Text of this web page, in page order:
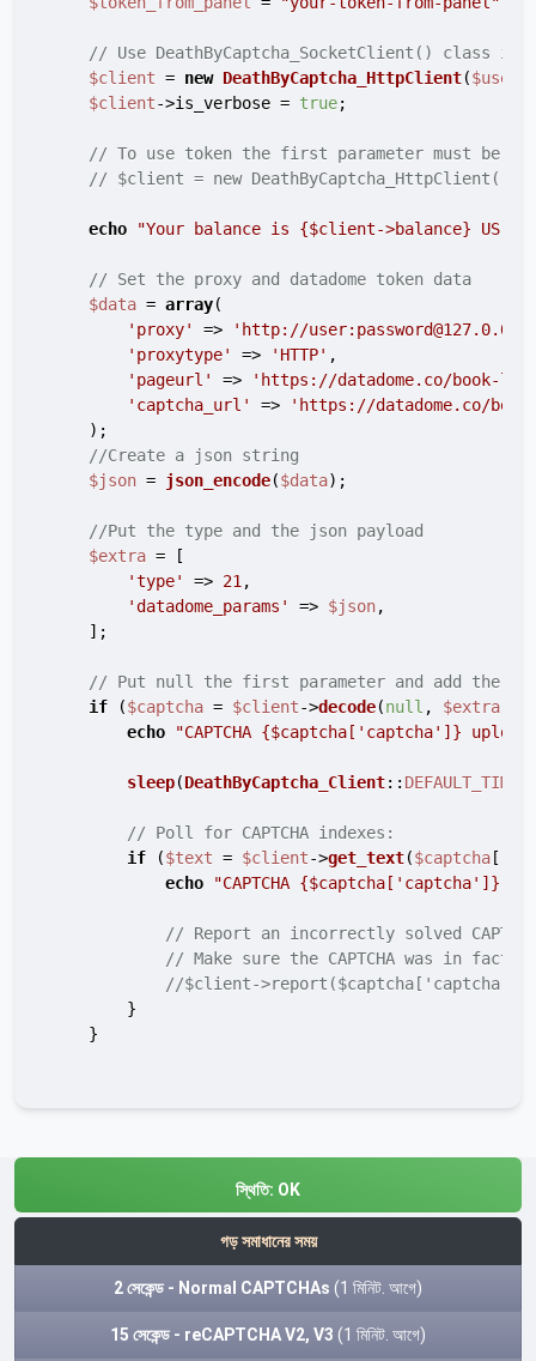
// Use DeathByCaptcha_SocketClient() class if
$client = new DeathByCaptcha_HttpClient(
$client->is_verbose = true;
// To use token the first parameter must be
// $client = new
echo "Your balance is {$client->balance} US
// Set the proxy and datadome token data
$data = array(
'proxy'
=>
'http://
'proxytype'
=> 'HTTP' ,
'pageurl'
=>
'https://datadome.co/book-
'captcha_url'
=>
'https://datadome.co/
    );
//Create a json string
$json = json_encode($data);
//Put the type and the json payload
$extra = [
'type'
=> 21 ,
'datadome_params'
=> $json,
    ];
// Put null the first parameter and add the
if ($captcha = $client->decode(null , $extra
echo
"CAPTCHA {$captcha['captcha']}
sleep(DeathByCaptcha_Client::
// Poll for CAPTCHA indexes:
if ($text = $client->get_text($captcha [
echo
"CAPTCHA {$captcha['captcha']}
// Report an incorrectly solved
// Make sure the CAPTCHA was in fact
//$client-
        }
    }
স্থিতি: OK
গড় সমাধানের সময়
2 সেকেন্ড - Normal CAPTCHAs (1 মিনিট. আগে)
15 সেকেন্ড - reCAPTCHA V2, V3 (1 মিনিট. আগে)